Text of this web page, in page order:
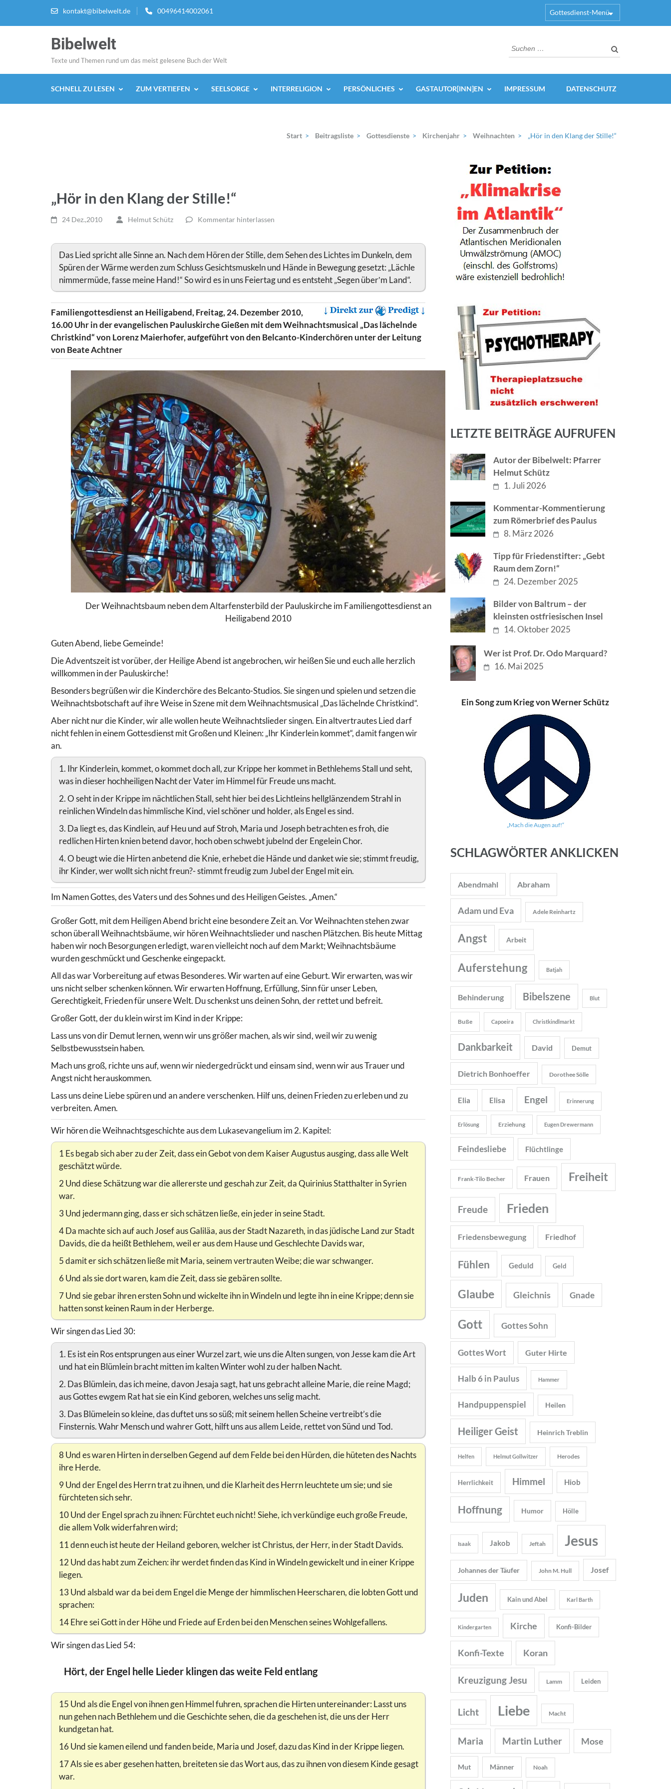
kontakt@bibelwelt.de 00496414002061 Gottesdienst-Menü
Bibelwelt
Texte und Themen rund um das meist gelesene Buch der Welt
Suchen
nach:
SCHNELL ZU LESEN ZUM VERTIEFEN SEELSORGE INTERRELIGION PERSÖNLICHES GASTAUTOR[INN]EN IMPRESSUM DATENSCHUTZ
Start > Beitragsliste > Gottesdienste > Kirchenjahr > Weihnachten > „Hör in den Klang der Stille!“
„Hör in den Klang der Stille!“
24 Dez.,2010 Helmut Schütz Kommentar hinterlassen
Das Lied spricht alle Sinne an. Nach dem Hören der Stille, dem Sehen des Lichtes im Dunkeln, dem
Spüren der Wärme werden zum Schluss Gesichtsmuskeln und Hände in Bewegung gesetzt: „Lächle
nimmermüde, fasse meine Hand!“ So wird es in uns Feiertag und es entsteht „Segen über‛m Land“.
Familiengottesdienst an Heiligabend, Freitag, 24. Dezember 2010,
16.00 Uhr in der evangelischen Pauluskirche Gießen mit dem Weihnachtsmusical „Das lächelnde
Christkind“ von Lorenz Maierhofer, aufgeführt von den Belcanto-Kinderchören unter der Leitung
von Beate Achtner
Der Weihnachtsbaum neben dem Altarfensterbild der Pauluskirche im Familiengottesdienst an
Heiligabend 2010
Guten Abend, liebe Gemeinde!
Die Adventszeit ist vorüber, der Heilige Abend ist angebrochen, wir heißen Sie und euch alle herzlich
willkommen in der Pauluskirche!
Besonders begrüßen wir die Kinderchöre des Belcanto-Studios. Sie singen und spielen und setzen die
Weihnachtsbotschaft auf ihre Weise in Szene mit dem Weihnachtsmusical „Das lächelnde Christkind“.
Aber nicht nur die Kinder, wir alle wollen heute Weihnachtslieder singen. Ein altvertrautes Lied darf
nicht fehlen in einem Gottesdienst mit Großen und Kleinen: „Ihr Kinderlein kommet“, damit fangen wir
an.
1. Ihr Kinderlein, kommet, o kommet doch all, zur Krippe her kommet in Bethlehems Stall und seht,
was in dieser hochheiligen Nacht der Vater im Himmel für Freude uns macht.
2. O seht in der Krippe im nächtlichen Stall, seht hier bei des Lichtleins hellglänzendem Strahl in
reinlichen Windeln das himmlische Kind, viel schöner und holder, als Engel es sind.
3. Da liegt es, das Kindlein, auf Heu und auf Stroh, Maria und Joseph betrachten es froh, die
redlichen Hirten knien betend davor, hoch oben schwebt jubelnd der Engelein Chor.
4. O beugt wie die Hirten anbetend die Knie, erhebet die Hände und danket wie sie; stimmt freudig,
ihr Kinder, wer wollt sich nicht freun?- stimmt freudig zum Jubel der Engel mit ein.
Im Namen Gottes, des Vaters und des Sohnes und des Heiligen Geistes. „Amen.“
Großer Gott, mit dem Heiligen Abend bricht eine besondere Zeit an. Vor Weihnachten stehen zwar
schon überall Weihnachtsbäume, wir hören Weihnachtslieder und naschen Plätzchen. Bis heute Mittag
haben wir noch Besorgungen erledigt, waren vielleicht noch auf dem Markt; Weihnachtsbäume
wurden geschmückt und Geschenke eingepackt.
All das war Vorbereitung auf etwas Besonderes. Wir warten auf eine Geburt. Wir erwarten, was wir
uns nicht selber schenken können. Wir erwarten Hoffnung, Erfüllung, Sinn für unser Leben,
Gerechtigkeit, Frieden für unsere Welt. Du schenkst uns deinen Sohn, der rettet und befreit.
Großer Gott, der du klein wirst im Kind in der Krippe:
Lass uns von dir Demut lernen, wenn wir uns größer machen, als wir sind, weil wir zu wenig
Selbstbewusstsein haben.
Mach uns groß, richte uns auf, wenn wir niedergedrückt und einsam sind, wenn wir aus Trauer und
Angst nicht herauskommen.
Lass uns deine Liebe spüren und an andere verschenken. Hilf uns, deinen Frieden zu erleben und zu
verbreiten. Amen.
Wir hören die Weihnachtsgeschichte aus dem Lukasevangelium im 2. Kapitel:
1 Es begab sich aber zu der Zeit, dass ein Gebot von dem Kaiser Augustus ausging, dass alle Welt
geschätzt würde.
2 Und diese Schätzung war die allererste und geschah zur Zeit, da Quirinius Statthalter in Syrien
war.
3 Und jedermann ging, dass er sich schätzen ließe, ein jeder in seine Stadt.
4 Da machte sich auf auch Josef aus Galiläa, aus der Stadt Nazareth, in das jüdische Land zur Stadt
Davids, die da heißt Bethlehem, weil er aus dem Hause und Geschlechte Davids war,
5 damit er sich schätzen ließe mit Maria, seinem vertrauten Weibe; die war schwanger.
6 Und als sie dort waren, kam die Zeit, dass sie gebären sollte.
7 Und sie gebar ihren ersten Sohn und wickelte ihn in Windeln und legte ihn in eine Krippe; denn sie
hatten sonst keinen Raum in der Herberge.
Wir singen das Lied 30:
1. Es ist ein Ros entsprungen aus einer Wurzel zart, wie uns die Alten sungen, von Jesse kam die Art
und hat ein Blümlein bracht mitten im kalten Winter wohl zu der halben Nacht.
2. Das Blümlein, das ich meine, davon Jesaja sagt, hat uns gebracht alleine Marie, die reine Magd;
aus Gottes ewgem Rat hat sie ein Kind geboren, welches uns selig macht.
3. Das Blümelein so kleine, das duftet uns so süß; mit seinem hellen Scheine vertreibt’s die
Finsternis. Wahr Mensch und wahrer Gott, hilft uns aus allem Leide, rettet von Sünd und Tod.
8 Und es waren Hirten in derselben Gegend auf dem Felde bei den Hürden, die hüteten des Nachts
ihre Herde.
9 Und der Engel des Herrn trat zu ihnen, und die Klarheit des Herrn leuchtete um sie; und sie
fürchteten sich sehr.
10 Und der Engel sprach zu ihnen: Fürchtet euch nicht! Siehe, ich verkündige euch große Freude,
die allem Volk widerfahren wird;
11 denn euch ist heute der Heiland geboren, welcher ist Christus, der Herr, in der Stadt Davids.
12 Und das habt zum Zeichen: ihr werdet finden das Kind in Windeln gewickelt und in einer Krippe
liegen.
13 Und alsbald war da bei dem Engel die Menge der himmlischen Heerscharen, die lobten Gott und
sprachen:
14 Ehre sei Gott in der Höhe und Friede auf Erden bei den Menschen seines Wohlgefallens.
Wir singen das Lied 54:
Hört, der Engel helle Lieder klingen das weite Feld entlang
15 Und als die Engel von ihnen gen Himmel fuhren, sprachen die Hirten untereinander: Lasst uns
nun gehen nach Bethlehem und die Geschichte sehen, die da geschehen ist, die uns der Herr
kundgetan hat.
16 Und sie kamen eilend und fanden beide, Maria und Josef, dazu das Kind in der Krippe liegen.
17 Als sie es aber gesehen hatten, breiteten sie das Wort aus, das zu ihnen von diesem Kinde gesagt
war.
LETZTE BEITRÄGE AUFRUFEN
Autor der Bibelwelt: Pfarrer
Helmut Schütz
1. Juli 2026
Kommentar-Kommentierung
zum Römerbrief des Paulus
8. März 2026
Tipp für Friedenstifter: „Gebt
Raum dem Zorn!“
24. Dezember 2025
Bilder von Baltrum – der
kleinsten ostfriesischen Insel
14. Oktober 2025
Wer ist Prof. Dr. Odo Marquard?
16. Mai 2025
Ein Song zum Krieg von Werner Schütz
„Mach die Augen auf!“
SCHLAGWÖRTER ANKLICKEN
Abendmahl Abraham
Adam und Eva Adele Reinhartz
Angst Arbeit
Auferstehung Batjah
Behinderung Bibelszene Blut
Buße Capoeira Christkindlmarkt
Dankbarkeit David Demut
Dietrich Bonhoeffer Dorothee Sölle
Elia Elisa Engel Erinnerung
Erlösung Erziehung Eugen Drewermann
Feindesliebe Flüchtlinge
Frank-Tilo Becher Frauen Freiheit
Freude Frieden
Friedensbewegung Friedhof
Fühlen Geduld Geld
Glaube Gleichnis Gnade
Gott Gottes Sohn
Gottes Wort Guter Hirte
Halb 6 in Paulus Hammer
Handpuppenspiel Heilen
Heiliger Geist Heinrich Treblin
Helfen Helmut Gollwitzer Herodes
Herrlichkeit Himmel Hiob
Hoffnung Humor Hölle
Isaak Jakob Jeftah Jesus
Johannes der Täufer John M. Hull Josef
Juden Kain und Abel Karl Barth
Kindergarten Kirche Konfi-Bilder
Konfi-Texte Koran
Kreuzigung Jesu Lamm Leiden
Licht Liebe Macht
Maria Martin Luther Mose
Mut Männer Noah